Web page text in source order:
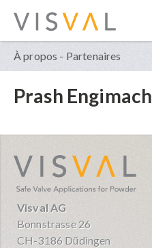
À propos - Partenaires
Prash Engimach
Visval AG
Bonnstrasse 26
CH-3186 Düdingen